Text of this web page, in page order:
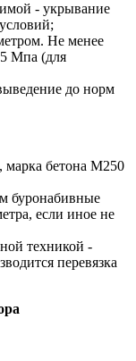
- укрывание
Не менее
Мпа (для
до норм
марка бетона М250
буронабивные
если иное не
техникой -
перевязка